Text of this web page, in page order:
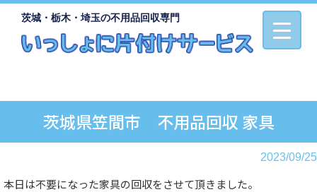
茨城・栃木・埼玉の不用品回収専門
茨城県笠間市 不用品回収 家具
2023/09/25
本日は不要になった家具の回収をさせて頂きました。